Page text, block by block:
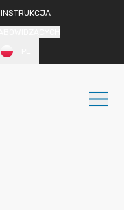
INSTRUKCJA